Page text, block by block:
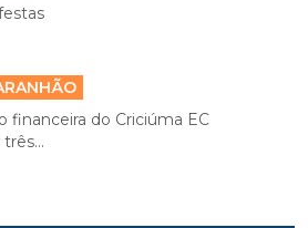
financeira do Criciúma EC